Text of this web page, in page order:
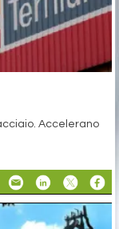
Accelerano